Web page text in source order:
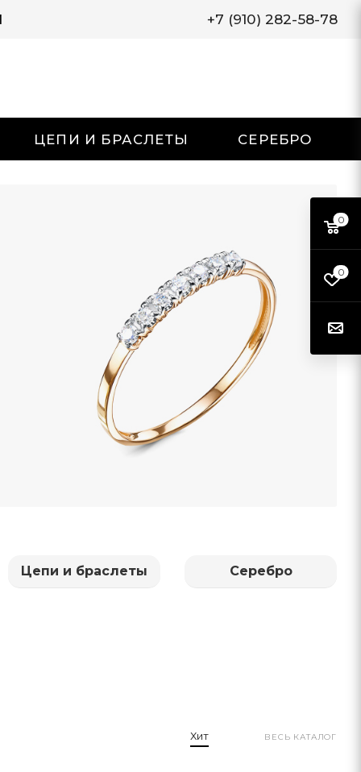
+7 (910) 282-58-78
ЦЕПИ И БРАСЛЕТЫ СЕРЕБРО
Цепи и браслеты Серебро
Хит ВЕСЬ КАТАЛОГ
0
0